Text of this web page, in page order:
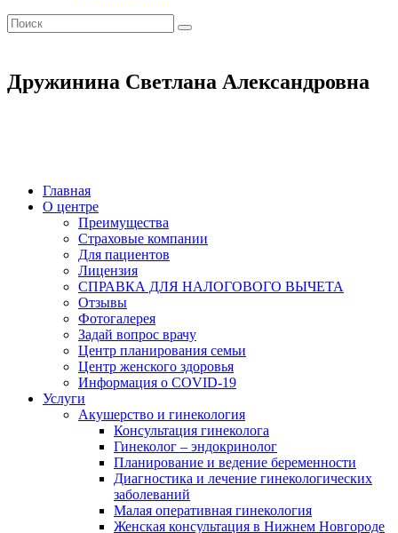
Дружинина Светлана Александровна
Главная
О центре
Преимущества
Страховые компании
Для пациентов
Лицензия
СПРАВКА ДЛЯ НАЛОГОВОГО ВЫЧЕТА
Отзывы
Фотогалерея
Задай вопрос врачу
Центр планирования семьи
Центр женского здоровья
Информация о COVID-19
Услуги
Акушерство и гинекология
Консультация гинеколога
Гинеколог – эндокринолог
Планирование и ведение беременности
Диагностика и лечение гинекологических
заболеваний
Малая оперативная гинекология
Женская консультация в Нижнем Новгороде